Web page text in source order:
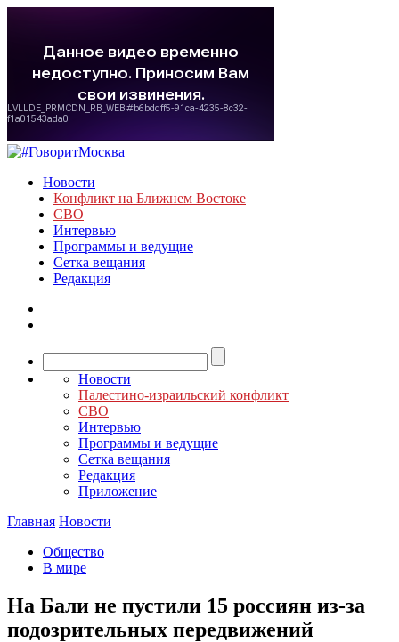
Новости
Конфликт на Ближнем Востоке
СВО
Интервью
Программы и ведущие
Сетка вещания
Редакция
Новости
Палестино-израильский конфликт
СВО
Интервью
Программы и ведущие
Сетка вещания
Редакция
Приложение
Главная Новости
Общество
В мире
На Бали не пустили 15 россиян из-за
подозрительных передвижений